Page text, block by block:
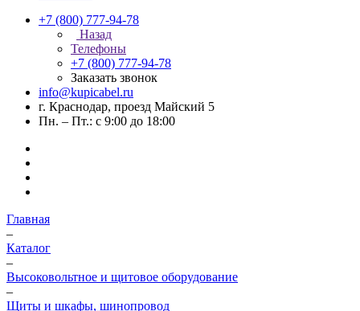
+7 (800) 777-94-78
Назад
Телефоны
+7 (800) 777-94-78
Заказать звонок
info@kupicabel.ru
г. Краснодар, проезд Майский 5
Пн. – Пт.: с 9:00 до 18:00
Главная
–
Каталог
–
Высоковольтное и щитовое оборудование
–
Щиты и шкафы, шинопровод